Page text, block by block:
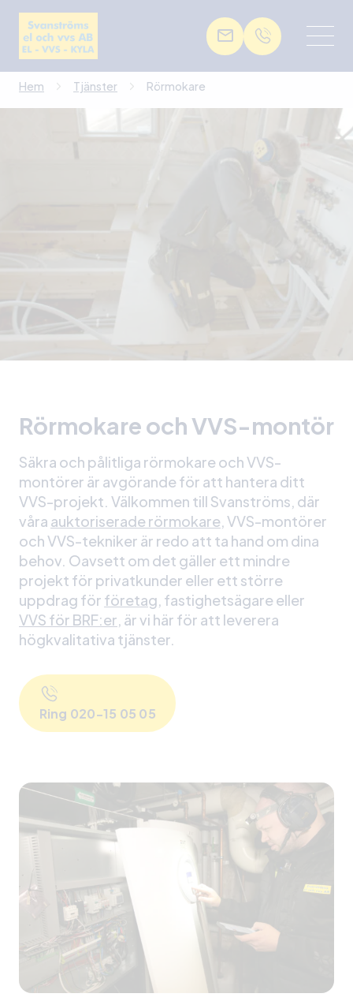
Hem Tjänster Rörmokare
Rörmokare och VVS-montör
Säkra och pålitliga rörmokare och VVS-
montörer är avgörande för att hantera ditt
VVS-projekt. Välkommen till Svanströms, där
våra auktoriserade rörmokare, VVS-montörer
och VVS-tekniker är redo att ta hand om dina
behov. Oavsett om det gäller ett mindre
projekt för privatkunder eller ett större
uppdrag för företag, fastighetsägare eller
VVS för BRF:er, är vi här för att leverera
högkvalitativa tjänster.
Ring 020-15 05 05